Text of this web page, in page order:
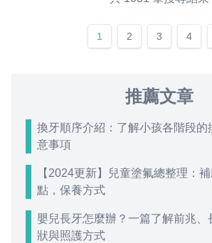
1 2 3 4
推薦文章
換牙順序介紹：了解小孩各階段的
意事項
【2024更新】兒童塗氟總整理：
點，保養方式
嬰兒長牙怎麼辦？一篇了解前兆、
狀與照護方式